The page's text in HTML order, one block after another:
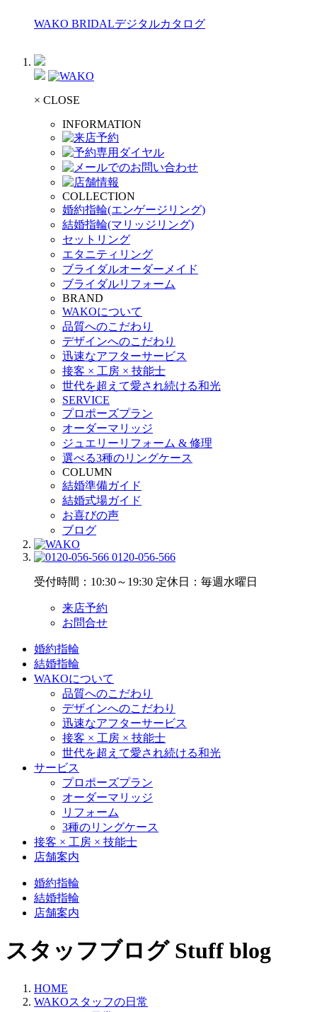
WAKO BRIDALデジタルカタログ
× CLOSE
INFORMATION
COLLECTION
婚約指輪(エンゲージリング)
結婚指輪(マリッジリング)
セットリング
エタニティリング
ブライダルオーダーメイド
ブライダルリフォーム
BRAND
WAKOについて
品質へのこだわり
デザインへのこだわり
迅速なアフターサービス
接客 × 工房 × 技能士
世代を超えて愛され続ける和光
SERVICE
プロポーズプラン
オーダーマリッジ
ジュエリーリフォーム & 修理
選べる3種のリングケース
COLUMN
結婚準備ガイド
結婚式場ガイド
お喜びの声
ブログ
0120-056-566
受付時間：10:30～19:30 定休日：毎週水曜日
来店予約
お問合せ
婚約指輪
結婚指輪
WAKOについて
品質へのこだわり
デザインへのこだわり
迅速なアフターサービス
接客 × 工房 × 技能士
世代を超えて愛され続ける和光
サービス
プロポーズプラン
オーダーマリッジ
リフォーム
3種のリングケース
接客 × 工房 × 技能士
店舗案内
婚約指輪
結婚指輪
店舗案内
スタッフブログStuff blog
HOME
WAKOスタッフの日常